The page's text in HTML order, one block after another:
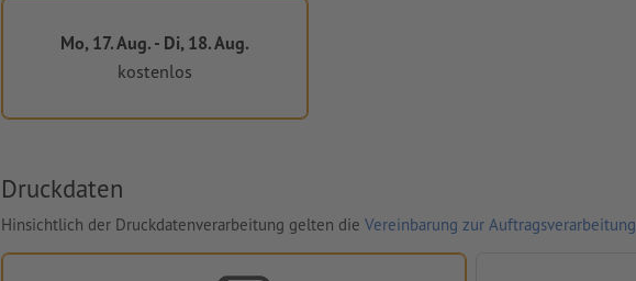
Mo, 17. Aug. - Di, 18. Aug.
kostenlos
Druckdaten
Hinsichtlich der Druckdatenverarbeitung gelten die Vereinbarung zur Auftragsverarbeitung